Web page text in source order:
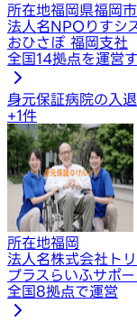
所在地福岡県福岡
法人名NPOりすシ
おひさぽ 福岡支社
全国14拠点を運営
身元保証病院の入
+1件
所在地福岡
法人名株式会社ト
プラスらいふサポ
全国8拠点で運営